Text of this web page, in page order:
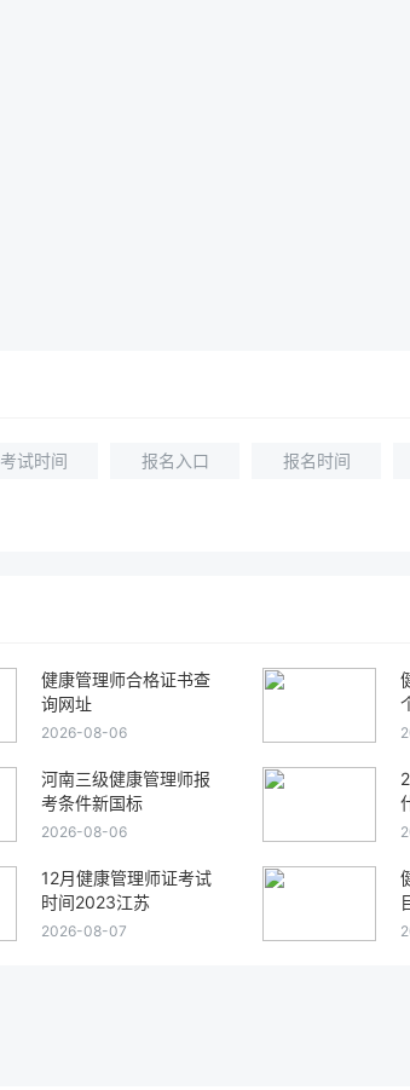
考试时间 报名入口 报名时间
健康管理师合格证书查
询网址
2026-08-06
河南三级健康管理师报
考条件新国标
2026-08-06
12月健康管理师证考试
时间2023江苏
2026-08-07